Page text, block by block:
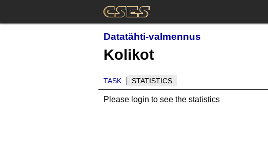
Datatähti-valmennus
Kolikot
TASK STATISTICS
Please login to see the statistics